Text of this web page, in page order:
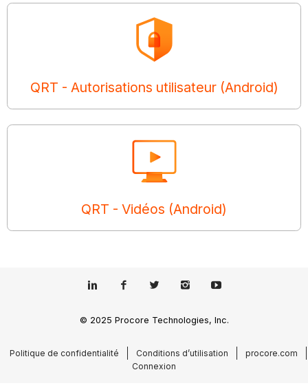
QRT - Autorisations utilisateur (Android)
QRT - Vidéos (Android)
© 2025 Procore Technologies, Inc.
Politique de confidentialité Conditions d’utilisation
procore.com
Connexion